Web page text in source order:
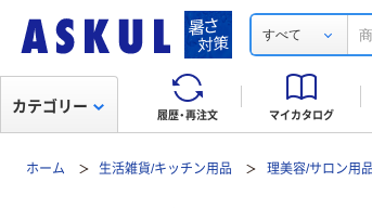
すべて
履歴・再注文 マイカタログ
カテゴリー
ホーム 生活雑貨/キッチン用品 理美容/サロン用品